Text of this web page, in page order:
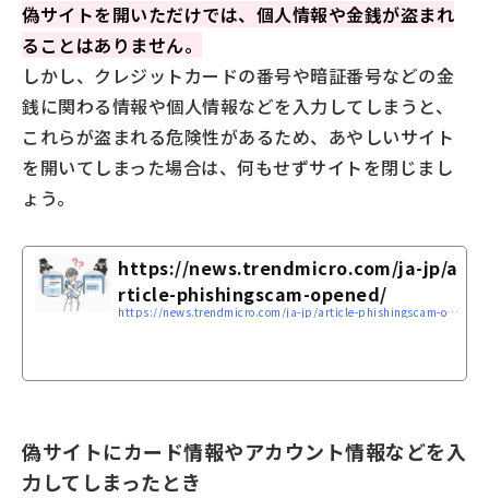
偽サイトを開いただけでは、個人情報や金銭が盗まれ
ることはありません。
しかし、クレジットカードの番号や暗証番号などの金
銭に関わる情報や個人情報などを入力してしまうと、
これらが盗まれる危険性があるため、あやしいサイト
を開いてしまった場合は、何もせずサイトを閉じまし
ょう。
https://news.trendmicro.com/ja-jp/a
rticle-phishingscam-opened/
https://news.trendmicro.com/ja-jp/article-phishingscam-opened/
偽サイトにカード情報やアカウント情報などを入
力してしまったとき